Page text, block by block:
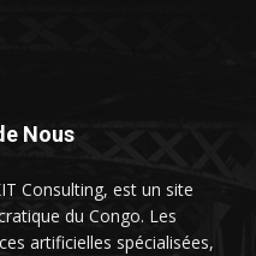
Nous
Consulting, est un site
du Congo. Les
artificielles spécialisées,